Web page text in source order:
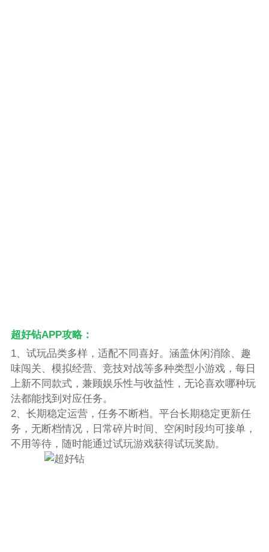
超好钻APP攻略：
1、试玩品类多样，适配不同喜好。涵盖休闲消除、趣
味闯关、模拟经营、竞技对战等多种类型小游戏，每日
上新不同款式，兼顾娱乐性与收益性，无论喜欢哪种玩
法都能找到对应任务。
2、长期稳定运营，任务不断档。平台长期稳定更新任
务，无断档情况，日常碎片时间、空闲时段均可接单，
不用等待，随时能通过试玩游戏获得试玩奖励。